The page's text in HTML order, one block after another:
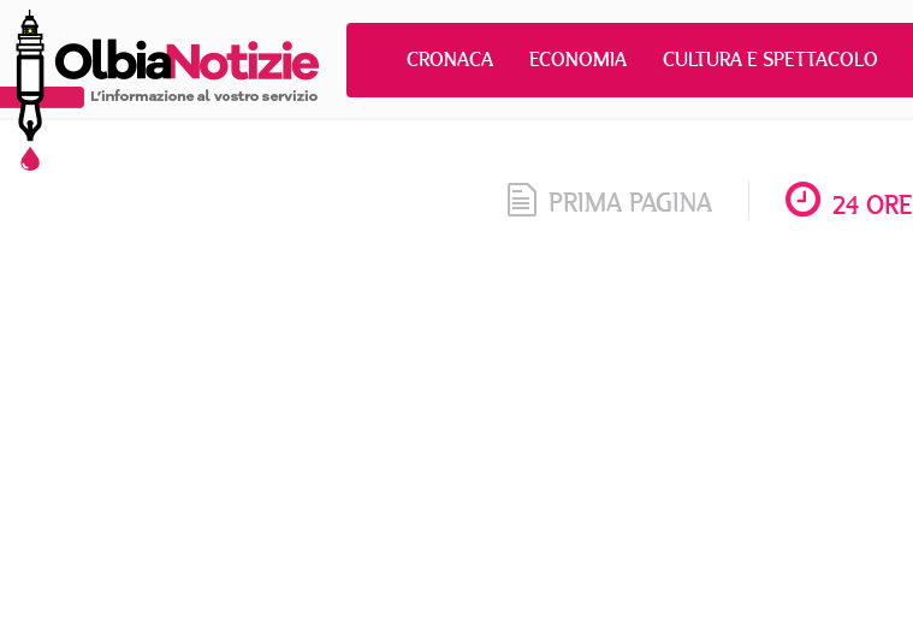
CRONACA ECONOMIA CULTURA E SPETTACOLO
PRIMA PAGINA 24 ORE